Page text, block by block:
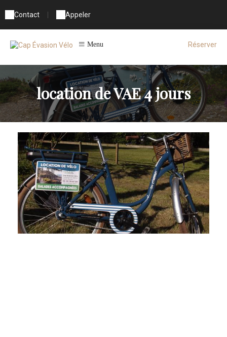
Contact Appeler
Menu Réserver
location de VAE 4 jours